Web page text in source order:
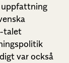
uppfattning
talet
var också